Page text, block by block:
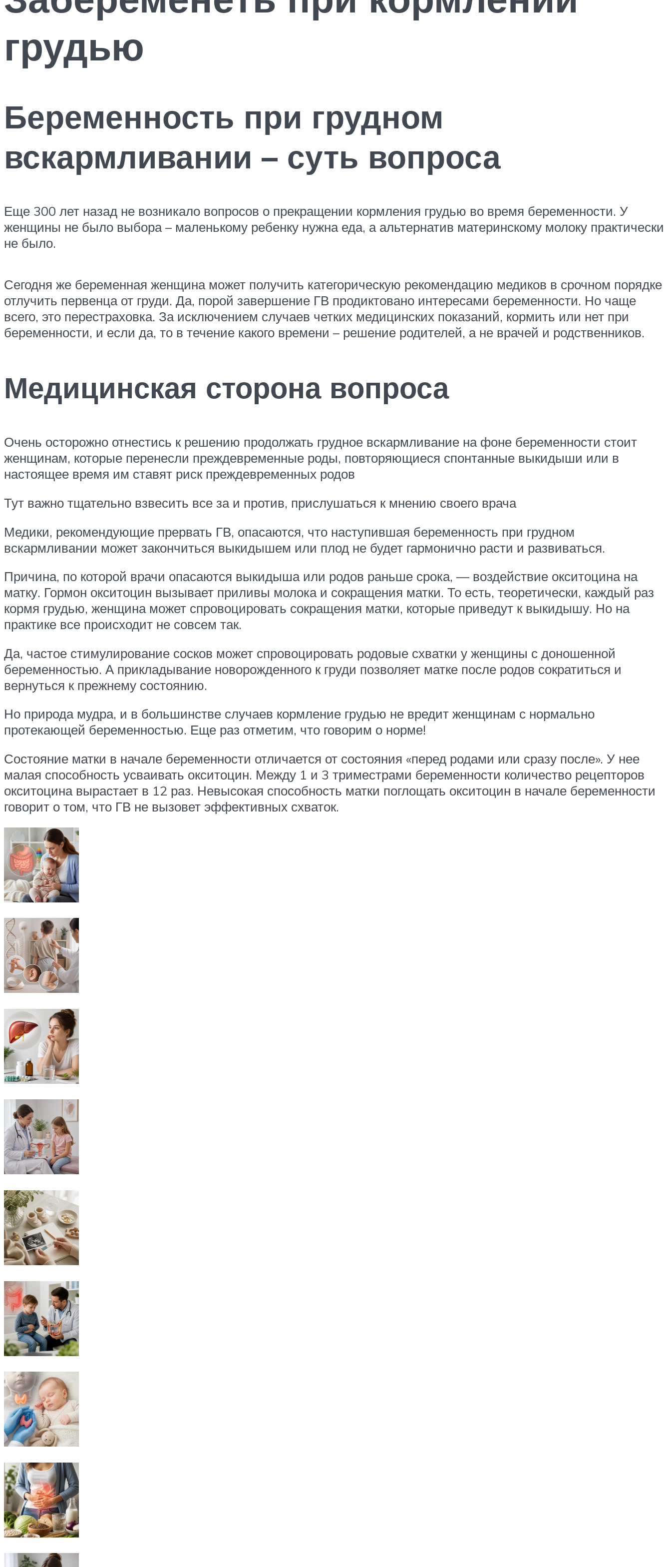
грудью
Беременность при грудном
вскармливании – суть вопроса
Еще 300 лет назад не возникало вопросов о прекращении кормления грудью во время беременности. У
женщины не было выбора – маленькому ребенку нужна еда, а альтернатив материнскому молоку практически
не было.
Сегодня же беременная женщина может получить категорическую рекомендацию медиков в срочном порядке
отлучить первенца от груди. Да, порой завершение ГВ продиктовано интересами беременности. Но чаще
всего, это перестраховка. За исключением случаев четких медицинских показаний, кормить или нет при
беременности, и если да, то в течение какого времени – решение родителей, а не врачей и родственников.
Медицинская сторона вопроса
Очень осторожно отнестись к решению продолжать грудное вскармливание на фоне беременности стоит
женщинам, которые перенесли преждевременные роды, повторяющиеся спонтанные выкидыши или в
настоящее время им ставят риск преждевременных родов
Тут важно тщательно взвесить все за и против, прислушаться к мнению своего врача
Медики, рекомендующие прервать ГВ, опасаются, что наступившая беременность при грудном
вскармливании может закончиться выкидышем или плод не будет гармонично расти и развиваться.
Причина, по которой врачи опасаются выкидыша или родов раньше срока, — воздействие окситоцина на
матку. Гормон окситоцин вызывает приливы молока и сокращения матки. То есть, теоретически, каждый раз
кормя грудью, женщина может спровоцировать сокращения матки, которые приведут к выкидышу. Но на
практике все происходит не совсем так.
Да, частое стимулирование сосков может спровоцировать родовые схватки у женщины с доношенной
беременностью. А прикладывание новорожденного к груди позволяет матке после родов сократиться и
вернуться к прежнему состоянию.
Но природа мудра, и в большинстве случаев кормление грудью не вредит женщинам с нормально
протекающей беременностью. Еще раз отметим, что говорим о норме!
Состояние матки в начале беременности отличается от состояния «перед родами или сразу после». У нее
малая способность усваивать окситоцин. Между 1 и 3 триместрами беременности количество рецепторов
окситоцина вырастает в 12 раз. Невысокая способность матки поглощать окситоцин в начале беременности
говорит о том, что ГВ не вызовет эффективных схваток.